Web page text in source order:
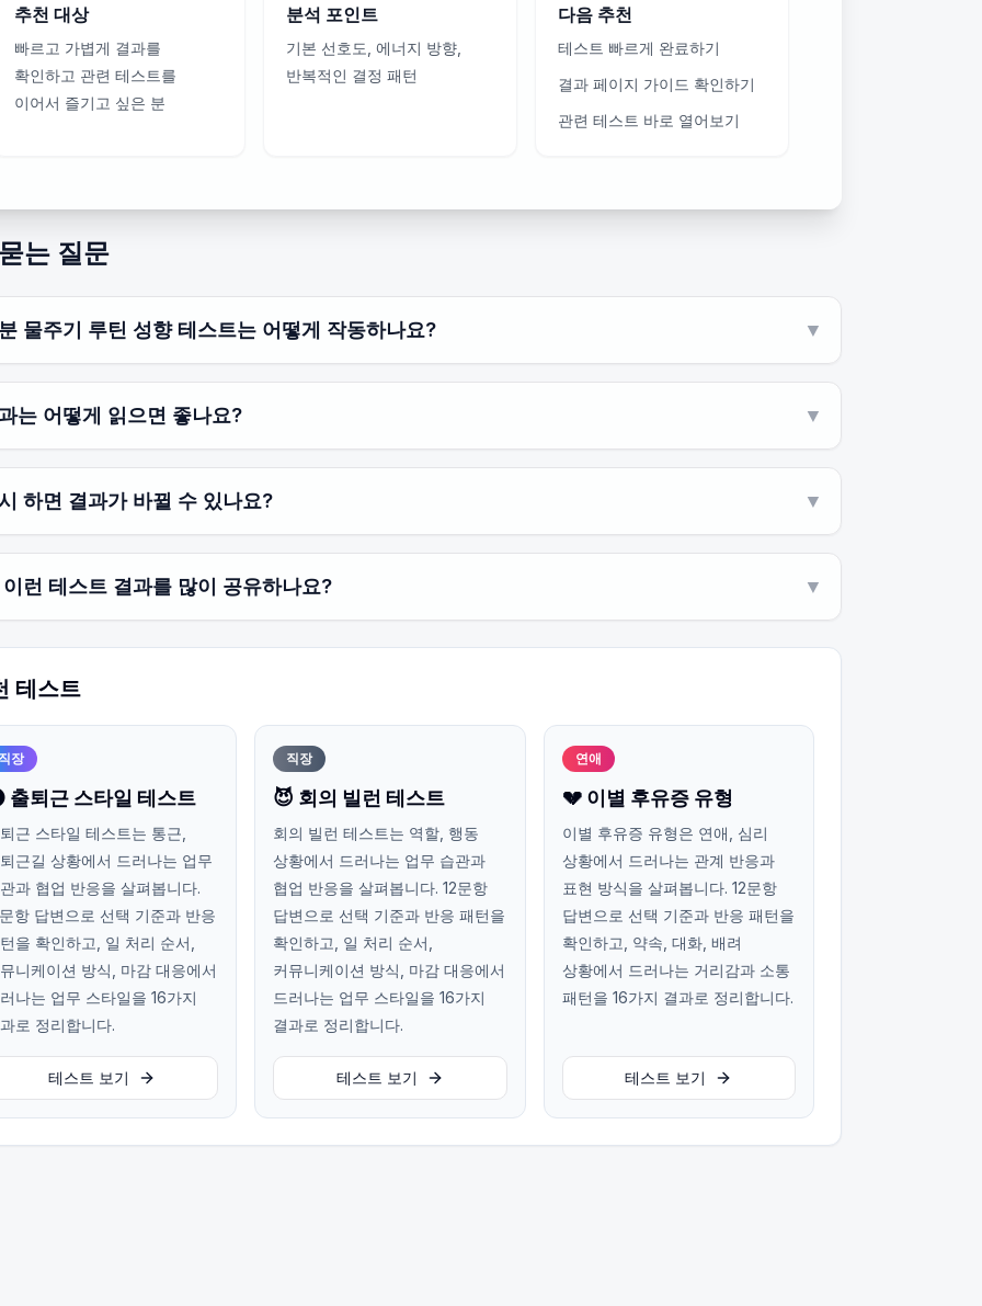
추천 대상
빠르고 가볍게 결과를
확인하고 관련 테스트를
이어서 즐기고 싶은 분
분석 포인트
기본 선호도, 에너지 방향,
반복적인 결정 패턴
다음 추천
테스트 빠르게 완료하기
결과 페이지 가이드 확인하기
관련 테스트 바로 열어보기
는 질문
물주기 루틴 성향 테스트는 어떻게 작동하나요? ▼
는 어떻게 읽으면 좋나요? ▼
하면 결과가 바뀔 수 있나요? ▼
런 테스트 결과를 많이 공유하나요? ▼
테스트
장
출퇴근 스타일 테스트
근 스타일 테스트는 통근,
근길 상황에서 드러나는 업무
과 협업 반응을 살펴봅니다.
항 답변으로 선택 기준과 반응
을 확인하고, 일 처리 순서,
니케이션 방식, 마감 대응에서
나는 업무 스타일을 16가지
로 정리합니다.
테스트 보기
직장
😈 회의 빌런 테스트
회의 빌런 테스트는 역할, 행동
상황에서 드러나는 업무 습관과
협업 반응을 살펴봅니다. 12문항
답변으로 선택 기준과 반응 패턴을
확인하고, 일 처리 순서,
커뮤니케이션 방식, 마감 대응에서
드러나는 업무 스타일을 16가지
결과로 정리합니다.
테스트 보기
연애
💔 이별 후유증 유형
이별 후유증 유형은 연애, 심리
상황에서 드러나는 관계 반응과
표현 방식을 살펴봅니다. 12문항
답변으로 선택 기준과 반응 패턴을
확인하고, 약속, 대화, 배려
상황에서 드러나는 거리감과 소통
패턴을 16가지 결과로 정리합니다.
테스트 보기